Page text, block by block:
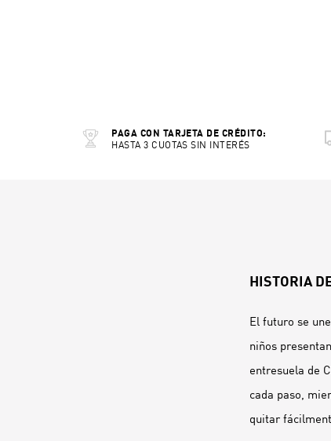
PAGA CON TARJETA DE CRÉDITO:
HASTA 3 CUOTAS SIN INTERÉS
HISTORIA
El futuro se
niños
entresuela de
cada paso,
quitar